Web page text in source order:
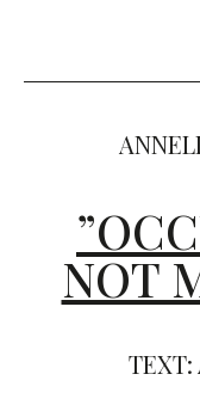
NOT
TEXT: